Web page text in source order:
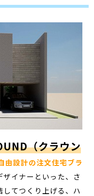
（クラウン
由設計の注文住宅ブラ
イナーといった、さ
てつくり上げる、ハ